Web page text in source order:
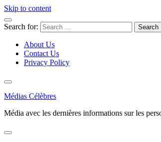
Skip to content
Search for:
About Us
Contact Us
Privacy Policy
Médias Célèbres
Média avec les dernières informations sur les